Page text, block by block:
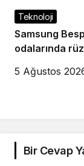
Teknoloji
Samsung
odalarında
5 Ağustos
Bir Cevap